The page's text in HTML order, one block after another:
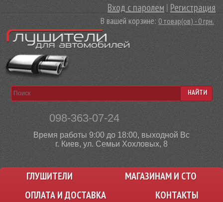
Вход с паролем |Регистрация
В вашей корзине:0 товар(ов) - 0 грн.
098-363-07-24
Время работы 9:00 до 18:00, выходной Вс
г. Киев, ул. Семьи Хохловых, 8
НАЙТИ
ГЛУШИТЕЛИ
МАГАЗИНАМ И СТО
ОПЛАТА И ДОСТАВКА
КОНТАКТЫ